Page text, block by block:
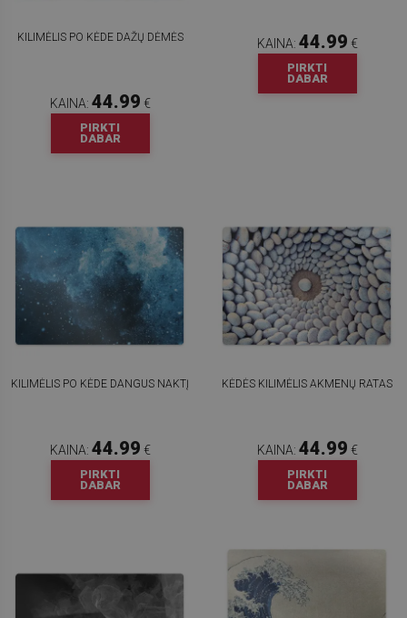
KILIMĖLIS PO KĖDE DAŽŲ DĖMĖS
KAINA: 44.99 €
PIRKTI
DABAR
KAINA: 44.99 €
PIRKTI
DABAR
KILIMĖLIS PO KĖDE DANGUS NAKTĮ
KAINA: 44.99 €
PIRKTI
DABAR
KĖDĖS KILIMĖLIS AKMENŲ RATAS
KAINA: 44.99 €
PIRKTI
DABAR